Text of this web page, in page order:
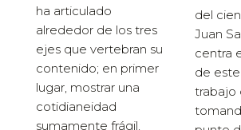
ha articulado
alrededor de los tres
ejes que vertebran su
contenido; en primer
lugar, mostrar una
cotidianeidad
sumamente frágil,
del
Juan
centra
de
trabajo